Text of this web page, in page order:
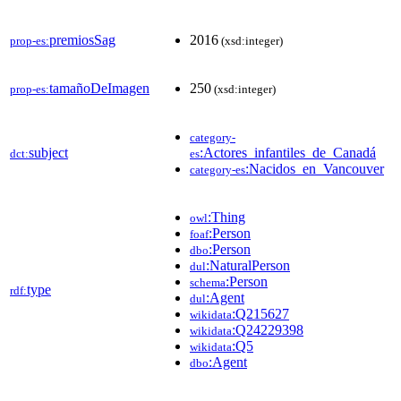
prop-es:premiosSag 2016 (xsd:integer)
prop-es:tamañoDeImagen 250 (xsd:integer)
dct:subject
category-
es:Actores_infantiles_de_Canadá
category-es:Nacidos_en_Vancouver
rdf:type
owl:Thing
foaf:Person
dbo:Person
dul:NaturalPerson
schema:Person
dul:Agent
wikidata:Q215627
wikidata:Q24229398
wikidata:Q5
dbo:Agent